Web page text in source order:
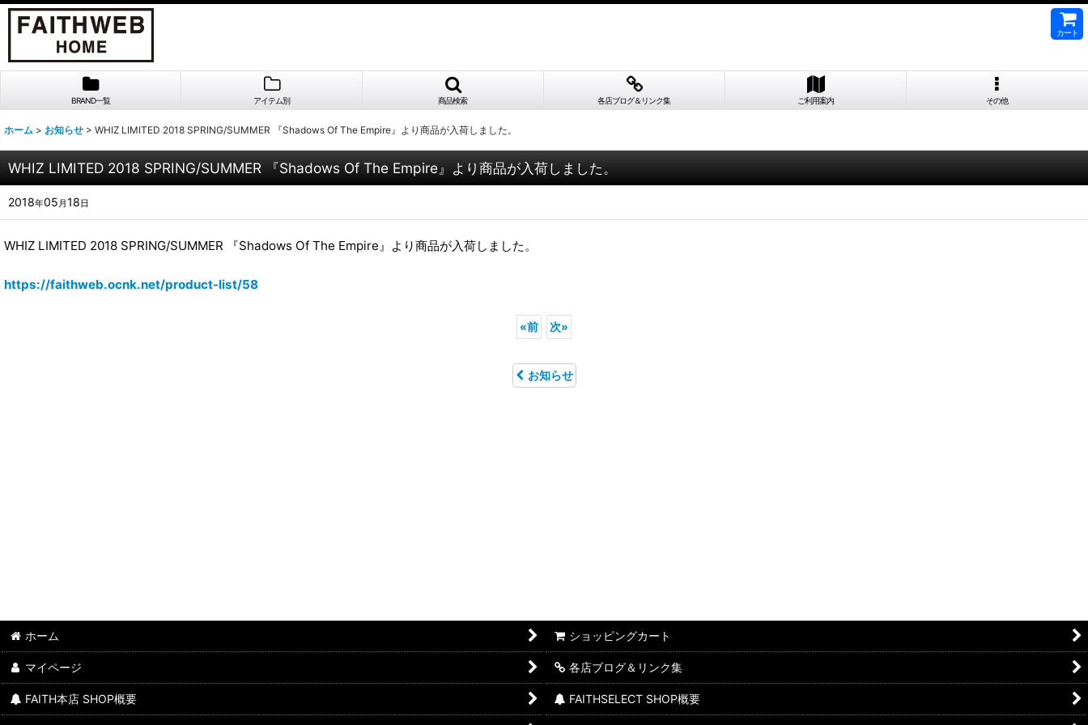
カート
BRAND一覧 アイテム別 商品検索 各店ブログ＆リンク集 ご利用案内 その他
ホーム > お知らせ > WHIZ LIMITED 2018 SPRING/SUMMER 『Shadows Of The Empire』より商品が入荷しました。
WHIZ LIMITED 2018 SPRING/SUMMER 『Shadows Of The Empire』より商品が入荷しました。
2018年05 月18日
WHIZ LIMITED 2018 SPRING/SUMMER 『Shadows Of The Empire』より商品が入荷しました。
https://faithweb.ocnk.net/product-list/58
«前 次»
お知らせ
ホーム ショッピングカート
マイページ 各店ブログ＆リンク集
FAITH本店 SHOP概要 FAITHSELECT SHOP概要